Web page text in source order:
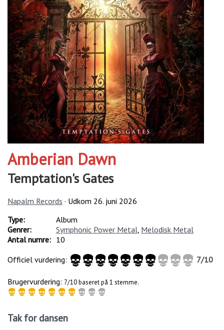
Amberian Dawn
Temptation's Gates
Napalm Records · Udkom 26. juni 2026
Type:
Album
Genrer:
Symphonic Power Metal Melodisk Metal
Antal numre: 10
Officiel vurdering:
7/10
Brugervurdering: 7/10 baseret på 1 stemme.
Tak for dansen